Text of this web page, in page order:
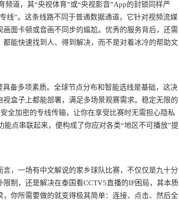
道，其“央视体育”或“央视影音”App的封锁同样严
线”。这条线路不同于普通数据通道，它针对视频流媒
面卡顿或音画不同步的尴尬。优秀的服务背后，还需
能快速找到人、得到解决，而不是对着冰冷的帮助文
备多项素质。全球节点分布和智能选线是基础，这决
盒子上都能部署，满足多场景观赛需求。稳定无限的
全加密的专线传输，让你在享受比赛时无需担心隐私
点串联起来，便构成了你应对各类“地区不可播放”提
，一场有中文解说的家乡球队比赛，不仅仅是九十分
制，还是解决在泰国看CCTV5直播的IP困局，其本质
你所需要做的就变得极其简单：连接、点击、然后全